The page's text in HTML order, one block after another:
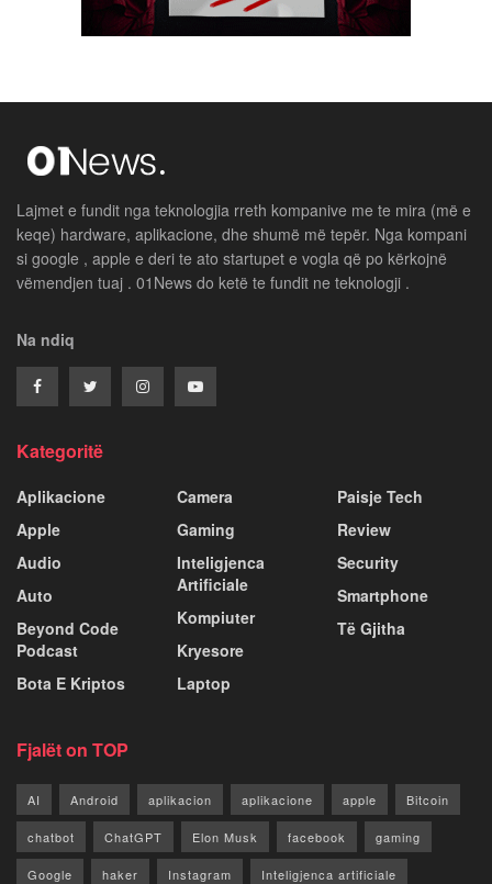
Lajmet e fundit nga teknologjia rreth kompanive me te mira (më e
keqe) hardware, aplikacione, dhe shumë më tepër. Nga kompani
si google , apple e deri te ato startupet e vogla që po kërkojnë
vëmendjen tuaj . 01News do ketë te fundit ne teknologji .
Na ndiq
Kategoritë
Aplikacione
Apple
Audio
Auto
Beyond Code
Podcast
Bota E Kriptos
Camera
Gaming
Inteligjenca
Artificiale
Kompiuter
Kryesore
Laptop
Paisje Tech
Review
Security
Smartphone
Të Gjitha
Fjalët on TOP
AI Android aplikacion aplikacione apple Bitcoin
chatbot ChatGPT Elon Musk facebook gaming
Google haker Instagram Inteligjenca artificiale